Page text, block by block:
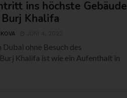
ins höchste Gebäude
Khalifa
ohne Besuch des
Khalifa ist wie ein Aufenthalt in